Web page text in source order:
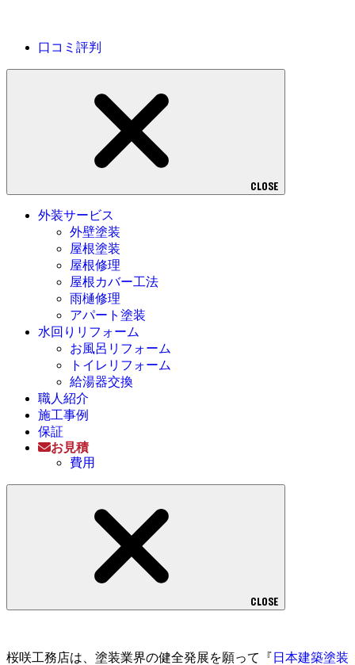
口コミ評判
CLOSE
外装サービス
外壁塗装
屋根塗装
屋根修理
屋根カバー工法
雨樋修理
アパート塗装
水回りリフォーム
お風呂リフォーム
トイレリフォーム
給湯器交換
職人紹介
施工事例
保証
お見積
費用
CLOSE
桜咲工務店は、塗装業界の健全発展を願って『 日本建築塗装